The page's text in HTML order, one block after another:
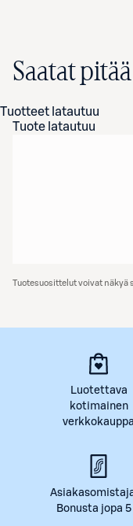
Saatat
Tuotteet latautuu
Tuote latautuu
Tuotesuosittelut voivat näkyä
Luotettava
kotimainen
verkkokauppa
Bonusta jopa 5